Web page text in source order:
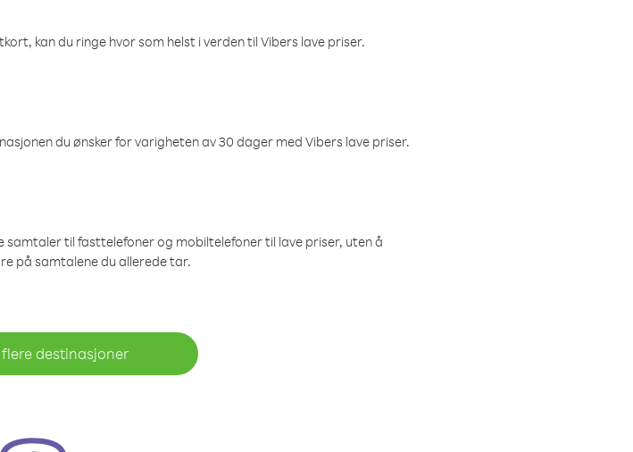
kan du ringe hvor som helst i verden til Vibers lave priser.
du ønsker for varigheten av 30 dager med Vibers lave priser.
til fasttelefoner og mobiltelefoner til lave priser, uten å
på samtalene du allerede tar.
destinasjoner